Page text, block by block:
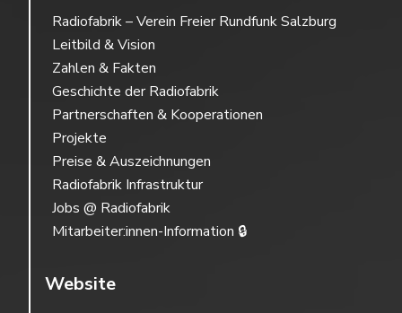
Radiofabrik – Verein Freier Rundfunk Salzburg
Leitbild & Vision
Zahlen & Fakten
Geschichte der Radiofabrik
Partnerschaften & Kooperationen
Projekte
Preise & Auszeichnungen
Radiofabrik Infrastruktur
Jobs @ Radiofabrik
Mitarbeiter:innen-Information 🔒
Website